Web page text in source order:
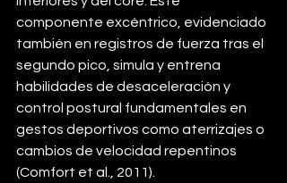
componente excéntrico, evidenciado
también en registros de fuerza tras el
segundo pico, simula y entrena
habilidades de desaceleración y
control postural fundamentales en
gestos deportivos como aterrizajes o
cambios de velocidad repentinos
(Comfort et al., 2011).